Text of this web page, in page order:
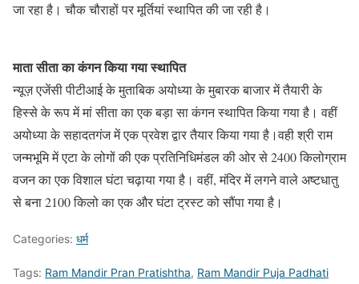
जा रहा है। चौक चौराहों पर मूर्तियां स्थापित की जा रही है।
माता सीता का कंगन किया गया स्थापित
न्यूज़ एजेंसी पीटीआई के मुताबिक अयोध्या के मुबारक बाजार में तैयारी के
हिस्से के रूप में मां सीता का एक बड़ा सा कंगन स्थापित किया गया है। वहीं
अयोध्या के सहादतगंज में एक प्रवेश द्वार तैयार किया गया है।वही श्री राम
जन्मभूमि में एटा के लोगों की एक प्रतिनिधिमंडल की ओर से 2400 किलोग्राम
वजन का एक विशाल घंटा चढ़ाया गया है। वहीं, मंदिर में लगने वाले अष्टधातु
से बना 2100 किलो का एक और घंटा ट्रस्ट को सौंपा गया है।
Categories: धर्म
Tags: Ram Mandir Pran Pratishtha, Ram Mandir Puja Padhati